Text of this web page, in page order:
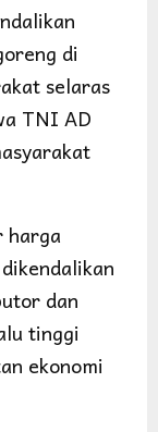
di
selaras
TNI AD
harga
dan
tinggi
ekonomi